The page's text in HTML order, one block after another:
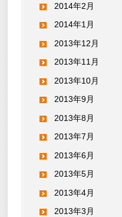
2014年2月
2014年1月
2013年12月
2013年11月
2013年10月
2013年9月
2013年8月
2013年7月
2013年6月
2013年5月
2013年4月
2013年3月